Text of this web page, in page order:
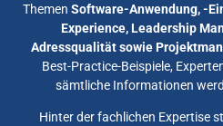
Themen Software-Anwendung, -
Experience, Leadership
Adressqualität sowie
Best-Practice-Beispiele,
sämtliche Informationen
Hinter der fachlichen Expertise